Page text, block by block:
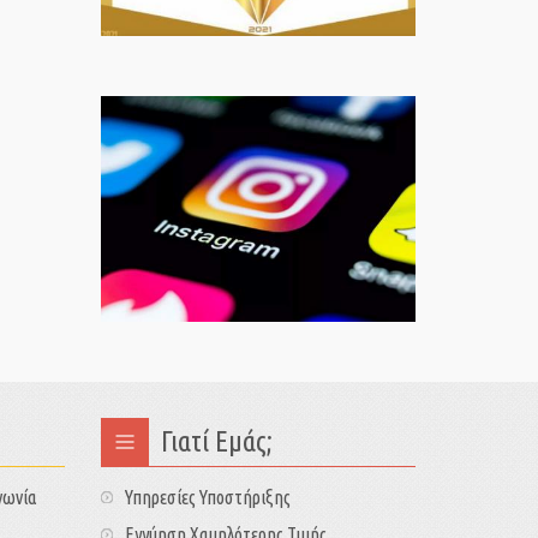
Γιατί Εμάς;
Υπηρεσίες Υποστήριξης